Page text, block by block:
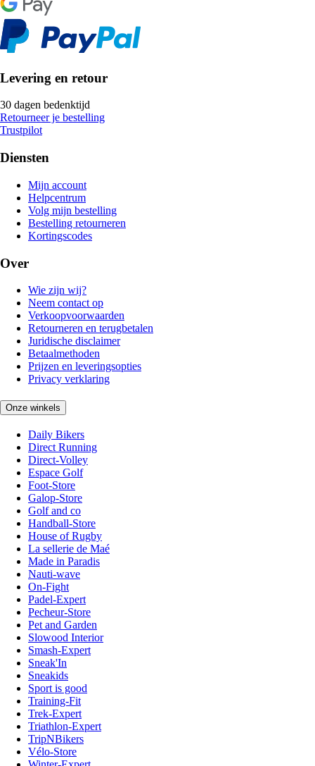
Levering en retour
30 dagen bedenktijd
Retourneer je bestelling
Trustpilot
Diensten
Mijn account
Helpcentrum
Volg mijn bestelling
Bestelling retourneren
Kortingscodes
Over
Wie zijn wij?
Neem contact op
Verkoopvoorwaarden
Retourneren en terugbetalen
Juridische disclaimer
Betaalmethoden
Prijzen en leveringsopties
Privacy verklaring
Onze winkels
Daily Bikers
Direct Running
Direct-Volley
Espace Golf
Foot-Store
Galop-Store
Golf and co
Handball-Store
House of Rugby
La sellerie de Maé
Made in Paradis
Nauti-wave
On-Fight
Padel-Expert
Pecheur-Store
Pet and Garden
Slowood Interior
Smash-Expert
Sneak'In
Sneakids
Sport is good
Training-Fit
Trek-Expert
Triathlon-Expert
TripNBikers
Vélo-Store